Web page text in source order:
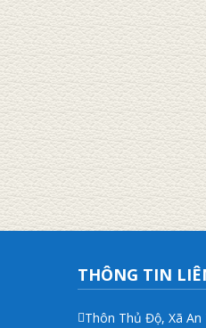
THÔNG TIN
Thôn Thủ Độ, Xã